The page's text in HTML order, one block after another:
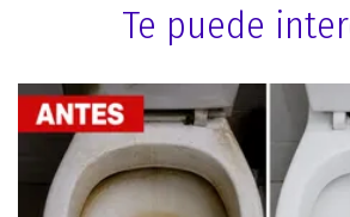
Te puede